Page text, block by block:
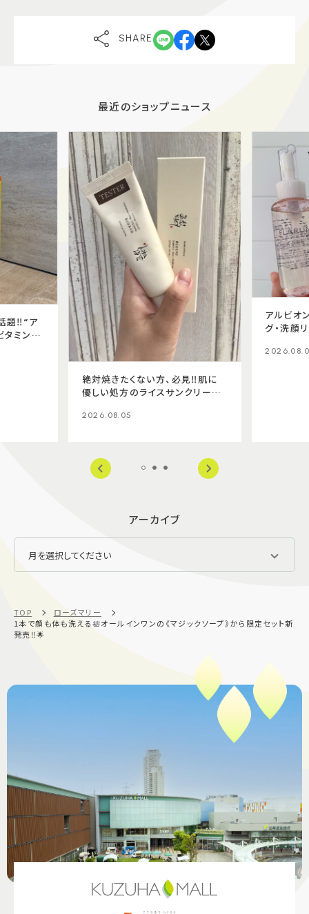
SHARE
最近のショップニュース
題‼️“ア
タミンC
絶対焼きたくない方、必見‼️肌に
優しい処方のライスサンクリーム
2026.08.05
アルビオ
グ・洗顔
アーカイブ
TOP
ローズマリー
1本で顔も体も洗える🛀オールインワンの《マジックソープ》から限定セット新
発売‼️🌟